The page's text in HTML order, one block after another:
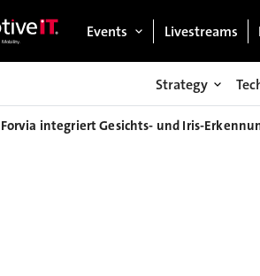
Events Livestreams
Strategy
Forvia integriert Gesichts- und Iris-